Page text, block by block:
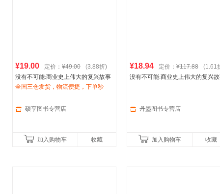
¥19.00 定价： ¥49.00
(3.88折)
没有不可能:商业史上伟大的复兴故事
—再造阿迪达斯 (美)布伦纳 著,严丽川
全国三仓发货，物流便捷，下单秒
硕享图书专营店
加入购物车 收藏
¥18.94 定价： ¥117.88
(1.61
没有不可能:商业史上伟大的复兴
丹墨图书专营店
加入购物车 收藏